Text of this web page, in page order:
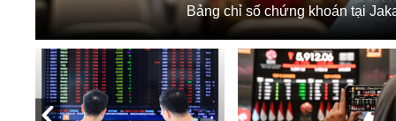
Bảng chỉ số chứng khoán tại